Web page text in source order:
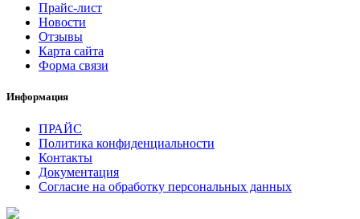
Прайс-лист
Новости
Отзывы
Карта сайта
Форма связи
Информация
ПРАЙС
Политика конфиденциальности
Контакты
Документация
Согласие на обработку персональных данных